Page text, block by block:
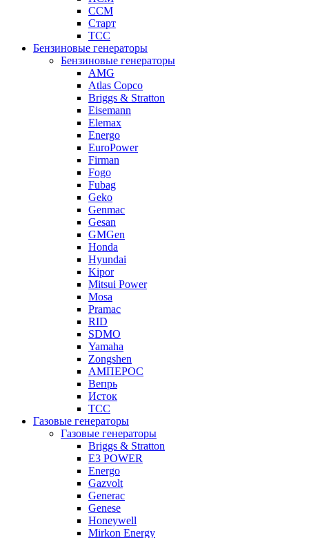
ССМ
Старт
ТСС
Бензиновые генераторы
Бензиновые генераторы
AMG
Atlas Copco
Briggs & Stratton
Eisemann
Elemax
Energo
EuroPower
Firman
Fogo
Fubag
Geko
Genmac
Gesan
GMGen
Honda
Hyundai
Kipor
Mitsui Power
Mosa
Pramac
RID
SDMO
Yamaha
Zongshen
АМПЕРОС
Вепрь
Исток
ТСС
Газовые генераторы
Газовые генераторы
Briggs & Stratton
E3 POWER
Energo
Gazvolt
Generac
Genese
Honeywell
Mirkon Energy